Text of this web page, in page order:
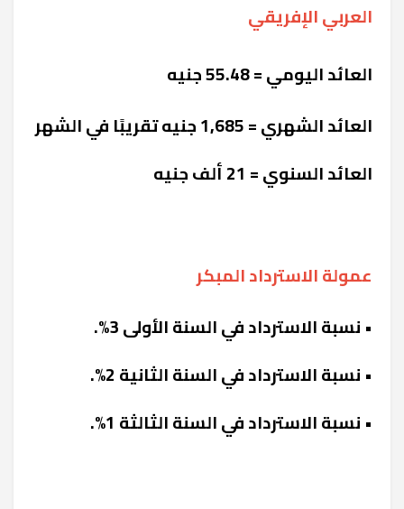
العربي الإفريقي
العائد اليومي =55.48 جنيه
العائد الشهري =1,685 جنيه تقريبًا في الشهر
العائد السنوي = 21 ألف جنيه
عمولة الاسترداد المبكر
• نسبة الاسترداد في السنة الأولى 3%.
• نسبة الاسترداد في السنة الثانية 2%.
• نسبة الاسترداد في السنة الثالثة 1%.